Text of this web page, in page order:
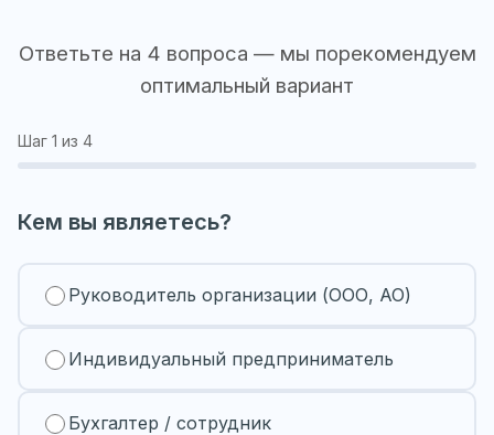
Ответьте на 4 вопроса — мы порекомендуем
оптимальный вариант
Шаг 1 из 4
Кем вы являетесь?
Руководитель организации (ООО, АО)
Индивидуальный предприниматель
Бухгалтер / сотрудник